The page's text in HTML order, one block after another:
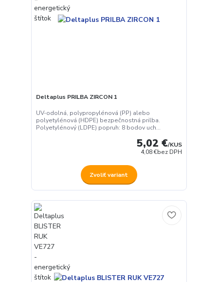
Deltaplus PRILBA ZIRCON 1
UV-odolná, polypropylénová (PP) alebo
polyetylénová (HDPE) bezpečnostná prilba.
Polyetylénový (LDPE) popruh: 8 bodov uch...
5,02 €/KUS
4,08 €bez DPH
Zvoliť variant